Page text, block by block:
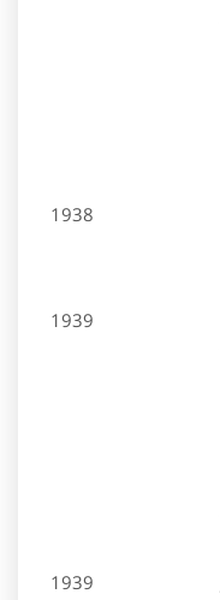
1938
1939
1939